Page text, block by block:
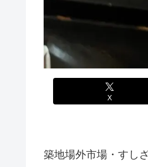
X
築地場外市場・すし